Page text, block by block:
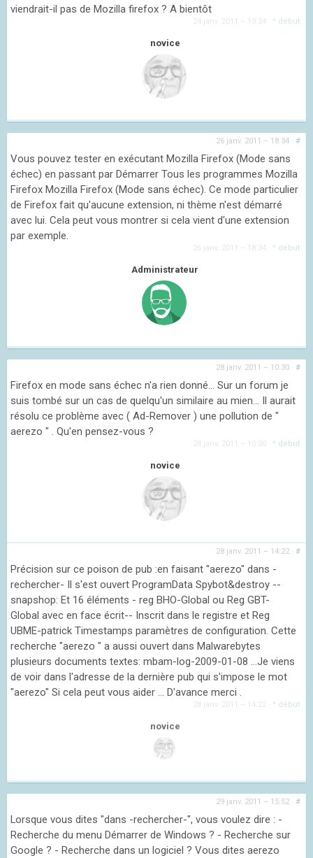
viendrait-il pas de Mozilla firefox ? A bientôt
24 janv. 2011 – 10:24 ^ début
novice
26 janv. 2011 – 18:34 · #
Vous pouvez tester en exécutant Mozilla Firefox (Mode sans
échec) en passant par Démarrer Tous les programmes Mozilla
Firefox Mozilla Firefox (Mode sans échec). Ce mode particulier
de Firefox fait qu'aucune extension, ni thème n'est démarré
avec lui. Cela peut vous montrer si cela vient d'une extension
par exemple.
26 janv. 2011 – 18:34 ^ début
Administrateur
28 janv. 2011 – 10:30 · #
Firefox en mode sans échec n'a rien donné... Sur un forum je
suis tombé sur un cas de quelqu'un similaire au mien... Il aurait
résolu ce problème avec ( Ad-Remover ) une pollution de "
aerezo " . Qu'en pensez-vous ?
28 janv. 2011 – 10:30 ^ début
novice
28 janv. 2011 – 14:22 · #
Précision sur ce poison de pub :en faisant "aerezo" dans -
rechercher- Il s'est ouvert ProgramData Spybot&destroy --
snapshop: Et 16 éléments - reg BHO-Global ou Reg GBT-
Global avec en face écrit-- Inscrit dans le registre et Reg
UBME-patrick Timestamps paramètres de configuration. Cette
recherche "aerezo " a aussi ouvert dans Malwarebytes
plusieurs documents textes: mbam-log-2009-01-08 ...Je viens
de voir dans l'adresse de la dernière pub qui s'impose le mot
"aerezo" Si cela peut vous aider ... D'avance merci .
28 janv. 2011 – 14:22 ^ début
novice
29 janv. 2011 – 15:52 · #
Lorsque vous dites "dans -rechercher-", vous voulez dire : -
Recherche du menu Démarrer de Windows ? - Recherche sur
Google ? - Recherche dans un logiciel ? Vous dites aerezo